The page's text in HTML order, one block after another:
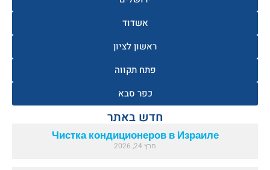
אשדוד
ראשון לציון
פתח תקווה
כפר סבא
חדש באתר
Чистка кондиционеров в Израиле
מרץ 24, 2026